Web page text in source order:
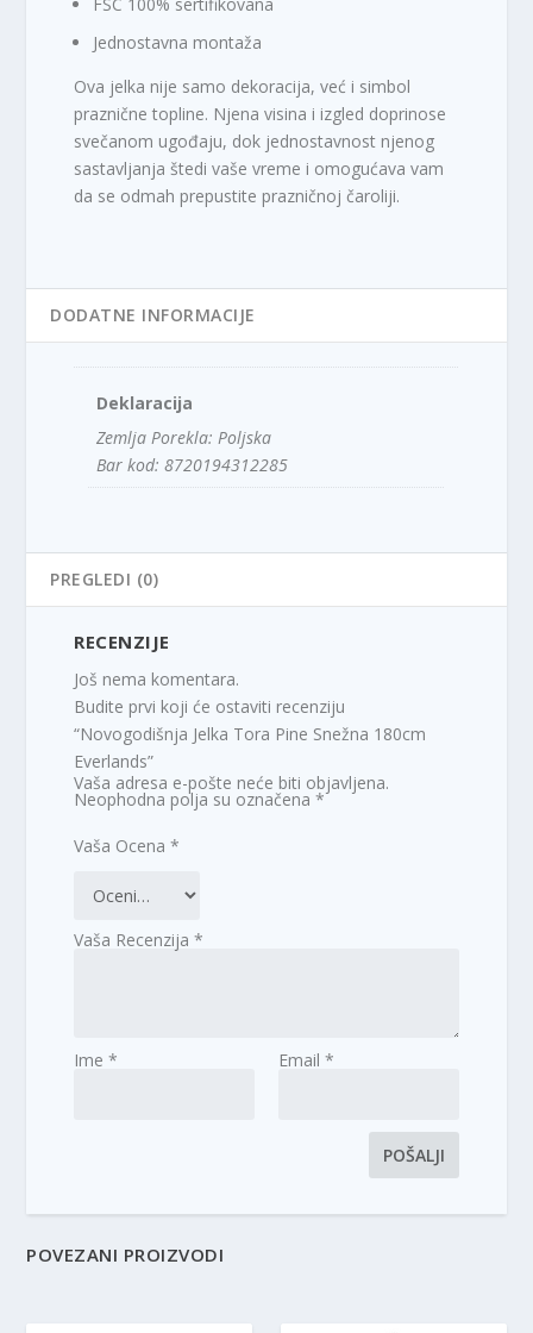
Jednostavna montaža
Ova jelka nije samo dekoracija, već i simbol
praznične topline. Njena visina i izgled doprinose
svečanom ugođaju, dok jednostavnost njenog
sastavljanja štedi vaše vreme i omogućava vam
da se odmah prepustite prazničnoj čaroliji.
DODATNE INFORMACIJE
Deklaracija
Zemlja Porekla: Poljska
Bar kod: 8720194312285
PREGLEDI (0)
RECENZIJE
Još nema komentara.
Budite prvi koji će ostaviti recenziju
“Novogodišnja Jelka Tora Pine Snežna 180cm
Everlands”
Vaša adresa e-pošte neće biti objavljena.
Neophodna polja su označena*
Vaša Ocena*
Vaša Recenzija*
Ime* Email *
POVEZANI PROIZVODI